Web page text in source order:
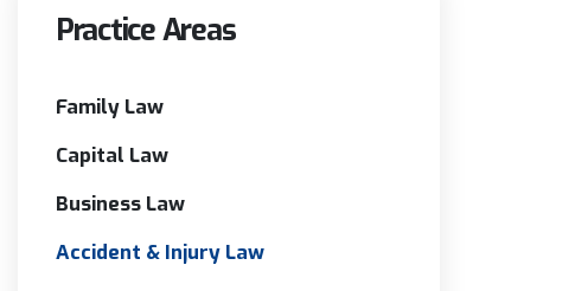
Practice Areas
Family Law
Capital Law
Business Law
Accident & Injury Law